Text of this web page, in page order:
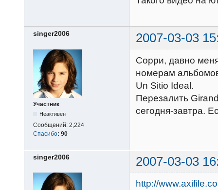
singer2006 2007-03-03
Участник
Неактивен
Сообщений: 2,224
Спасибо: 90
Сорри, давно
номерам
Un Sitio Ideal.
Перезалить
сегодня-завтра.
singer2006 2007-03-03
http://